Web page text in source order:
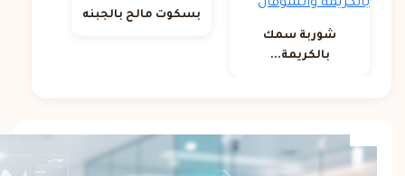
شوربة سمك
بالكريمة...
بسكوت مالح بالجبنه